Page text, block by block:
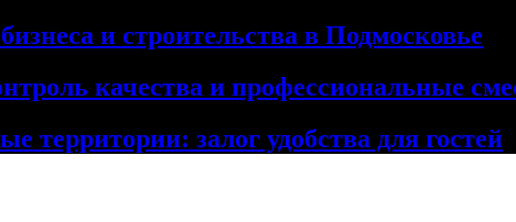
и строительства в Подмосковье
качества и профессиональные
территории: залог удобства для гостей